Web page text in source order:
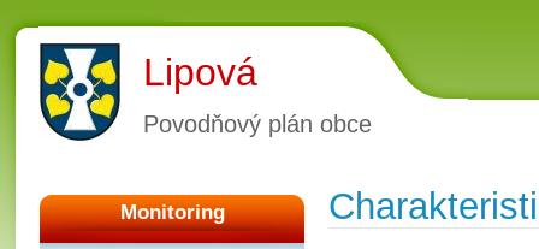
Lipová
Povodňový plán obce
Monitoring